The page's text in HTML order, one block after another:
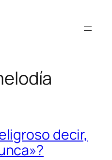
decir,